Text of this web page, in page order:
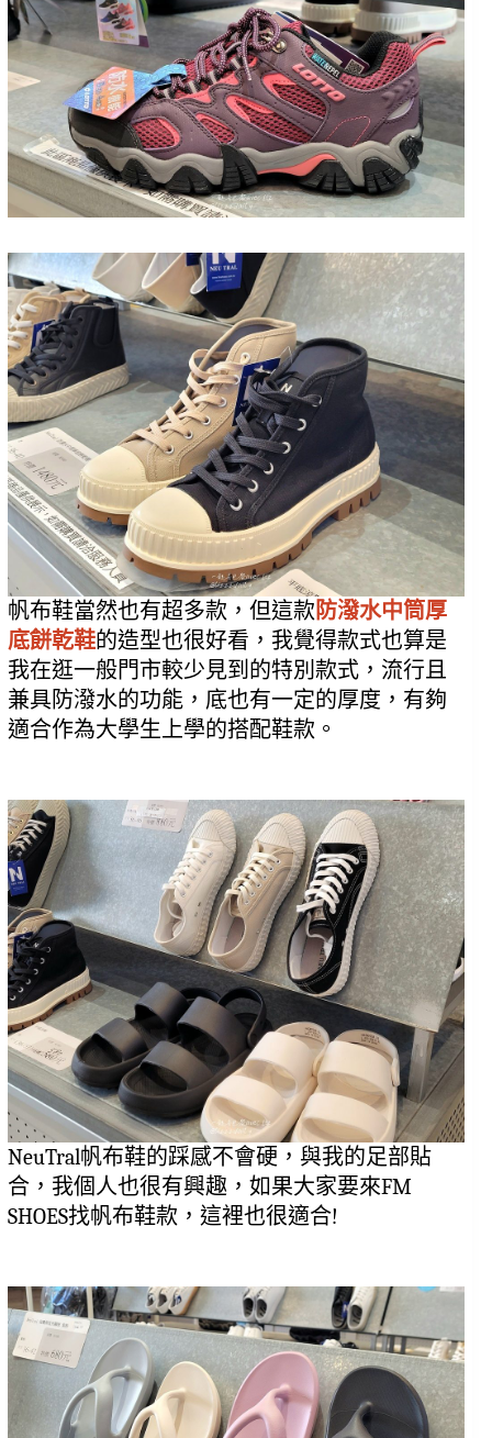
帆布鞋當然也有超多款，但這款防潑水中筒厚
底餅乾鞋的造型也很好看，我覺得款式也算是
我在逛一般門市較少見到的特別款式，流行且
兼具防潑水的功能，底也有一定的厚度，有夠
適合作為大學生上學的搭配鞋款。
NeuTral帆布鞋的踩感不會硬，與我的足部貼
合，我個人也很有興趣，如果大家要來FM
SHOES找帆布鞋款，這裡也很適合!